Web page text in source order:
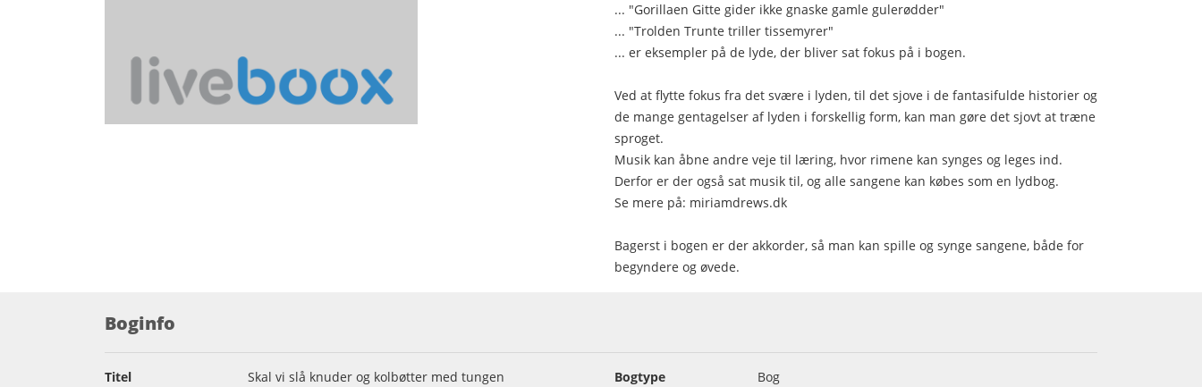
... "Gorillaen Gitte gider ikke gnaske gamle gulerødder"
... "Trolden Trunte triller tissemyrer"
... er eksempler på de lyde, der bliver sat fokus på i bogen.
Ved at flytte fokus fra det svære i lyden, til det sjove i de fantasifulde historier og
de mange gentagelser af lyden i forskellig form, kan man gøre det sjovt at træne
sproget.
Musik kan åbne andre veje til læring, hvor rimene kan synges og leges ind.
Derfor er der også sat musik til, og alle sangene kan købes som en lydbog.
Se mere på: miriamdrews.dk
Bagerst i bogen er der akkorder, så man kan spille og synge sangene, både for
begyndere og øvede.
Boginfo
Titel
Skal vi slå knuder og kolbøtter med tungen
Bogtype
Bog